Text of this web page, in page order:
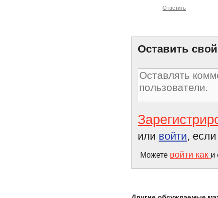
Ответить
Оставить
или войти,
Можете войти как и